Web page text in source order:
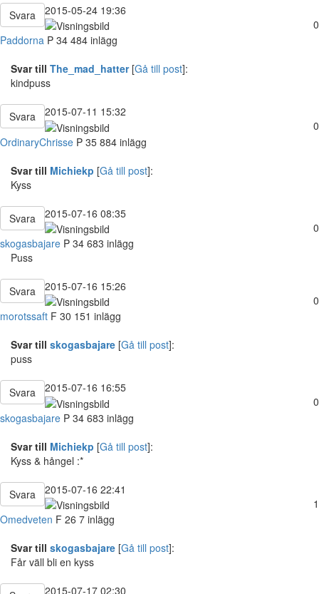
Svara
2015-05-24 19:36
0
Paddorna P 34 484 inlägg
Svar till The_mad_hatter[Gå till post]:
kindpuss
Svara
2015-07-11 15:32
0
OrdinaryChrisse P 35 884 inlägg
Svar till Michiekp [Gå till post]:
Kyss
Svara
2015-07-16 08:35
0
skogasbajare P 34 683 inlägg
Puss
Svara
2015-07-16 15:26
0
morotssaft F 30 151 inlägg
Svar till skogasbajare [Gå till post]:
puss
Svara
2015-07-16 16:55
0
skogasbajare P 34 683 inlägg
Svar till Michiekp [Gå till post]:
Kyss & hångel :*
Svara
2015-07-16 22:41
1
Omedveten F 26 7 inlägg
Svar till skogasbajare [Gå till post]:
Får väll bli en kyss
2015-07-17 02:30